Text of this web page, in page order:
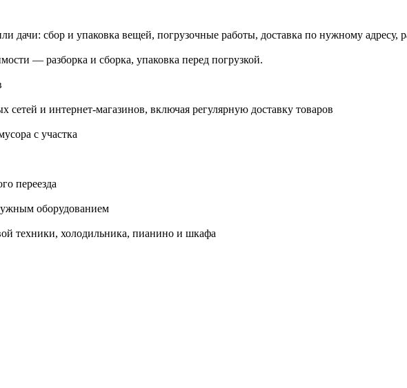
дачи: сбор и упаковка вещей, погрузочные работы, доставка по нужному адресу,
— разборка и сборка, упаковка перед погрузкой.
сетей и интернет-магазинов, включая регулярную доставку товаров
с участка
переезда
оборудованием
техники, холодильника, пианино и шкафа